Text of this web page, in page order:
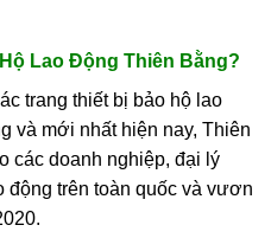
Lao Động Thiên Bằng?
trang thiết bị bảo hộ lao
và mới nhất hiện nay, Thiên
các doanh nghiệp, đại lý
động trên toàn quốc và vươn